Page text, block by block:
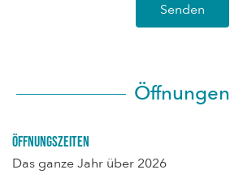
Senden
Öffnungen
Öffnungszeiten
Das ganze Jahr über 2026